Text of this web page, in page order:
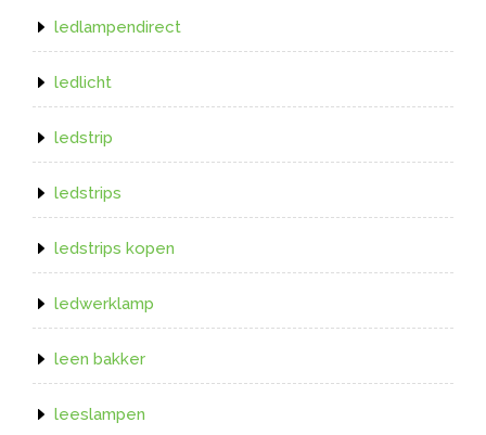
ledlampendirect
ledlicht
ledstrip
ledstrips
ledstrips kopen
ledwerklamp
leen bakker
leeslampen